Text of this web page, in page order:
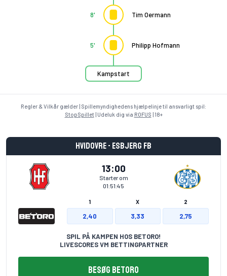
Tim Oermann
8'
Philipp Hofmann
5'
Kampstart
Regler & Vilkår gælder | Spillemyndighedens hjælpelinje til ansvarligt spil:
StopSpillet| Udeluk dig via ROFUS | 18+
Hvidovre - Esbjerg fB
13:00
Starter om
01:51:45
1 X 2
2,40 3,33 2,75
SPIL PÅ KAMPEN HOS BETORO!
LIVESCORES VM BETTINGPARTNER
BESØG BETORO